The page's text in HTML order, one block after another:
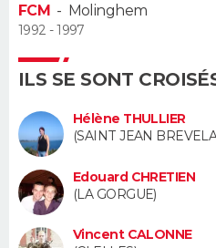
BONS PLANS
Carte de Noël
Carte Bonne année
Carte Saint-Valentin
Carte Pâques
Carte d'anniversaire
Dictionnaire
Biographies
Citations
Expressions
Proverbes
PROGRAMME TV
COPAINS D'AVANT
S'inscrire
Se connecter
Lycées
Collèges
Primaires
Universités
Entreprises
Service militaire
Avis de recherche
FCM - Molinghem
1992 - 1997
ILS SE SONT
Hélène THULLIER
(SAINT JEAN
Edouard CHRETIEN
(LA GORGUE)
Vincent CALONNE